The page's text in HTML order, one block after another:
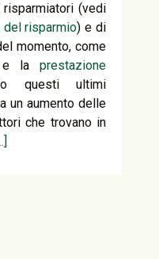
(vedi
del risparmio) e di
momento, come
e la prestazione
questi ultimi
un aumento delle
che trovano in